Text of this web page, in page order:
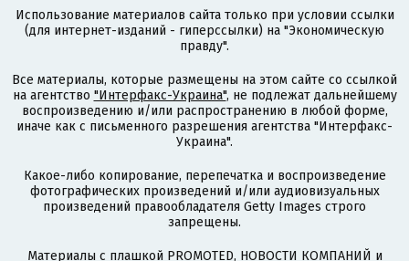
Использование материалов сайта только при условии ссылки
(для интернет-изданий - гиперссылки) на "Экономическую
правду".
Все материалы, которые размещены на этом сайте со ссылкой
на агентство "Интерфакс-Украина", не подлежат дальнейшему
воспроизведению и/или распространению в любой форме,
иначе как с письменного разрешения агентства "Интерфакс-
Украина".
Какое-либо копирование, перепечатка и воспроизведение
фотографических произведений и/или аудиовизуальных
произведений правообладателя Getty Images строго
запрещены.
Материалы с плашкой PROMOTED, НОВОСТИ КОМПАНИЙ и